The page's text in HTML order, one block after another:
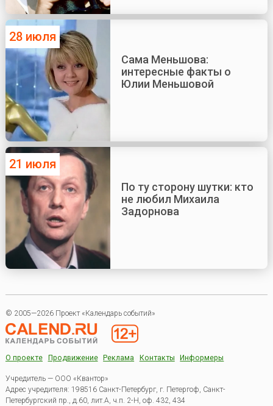
28 июля
Сама Меньшова:
интересные факты о
Юлии Меньшовой
21 июля
По ту сторону шутки: кто
не любил Михаила
Задорнова
© 2005—2026 Проект «Календарь событий»
О проекте Продвижение Реклама Контакты Информеры
Учредитель — ООО «Квантор»
Адрес учредителя: 198516 Санкт-Петербург, г. Петергоф, Санкт-
Петербургский пр., д.60, лит.А, ч.п. 2-Н, оф. 432, 434